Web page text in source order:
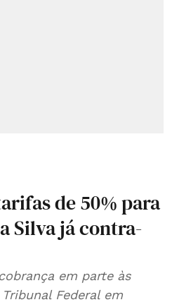
de 50% para
Silva já contra-
em parte às